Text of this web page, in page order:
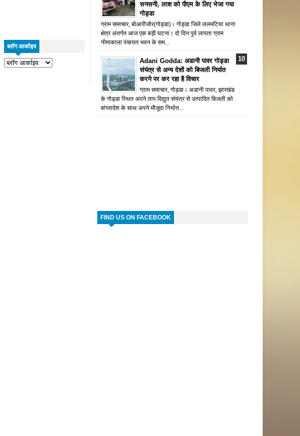
ब्लॉग आर्काइव
सनसनी, लाश को पीएम के लिए भेजा गया
गोड्डा
ग्राम समाचार, बोआरीजोर(गोड्डा)। गोड्डा जिले ललमटिया थाना
क्षेत्र अंतर्गत आज एक बड़ी घटना। दो दिन पुर्व लापता ग्राम
नीमाकाला पंचायत भवन के सम...
Adani Godda: अडानी पावर गोड्डा
संयंत्र से अन्य देशों को बिजली निर्यात
करने पर कर रहा है विचार
ग्राम समाचार, गोड्डा। अडानी पावर, झारखंड
के गोड्डा स्थित अपने ताप विद्युत संयंत्र से उत्पादित बिजली को
बांग्लादेश के साथ अपने मौजूदा निर्यात...
FIND US ON FACEBOOK